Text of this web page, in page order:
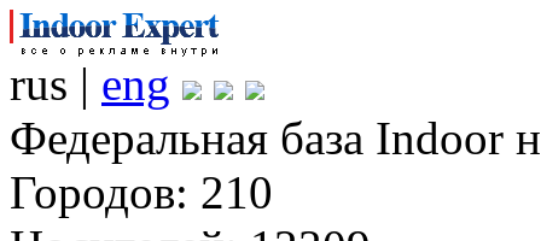
rus | eng
Федеральная база Indoor
Городов: 210